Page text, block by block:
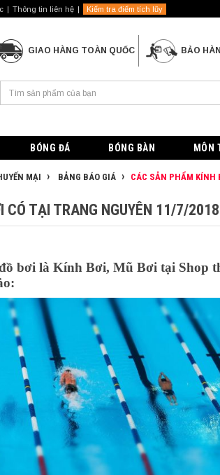
Thông tin liên hệ Kiểm tra điểm tích lũy
GIAO HÀNG TOÀN QUỐC BẢO
BÓNG ĐÁ BÓNG BÀN MÔN
MẠI BẢNG BÁO GIÁ CÁC SẢN PHẨM KÍNH
CÓ TẠI TRANG NGUYÊN 11/7/2018
bơi là Kính Bơi, Mũ Bơi tại Shop